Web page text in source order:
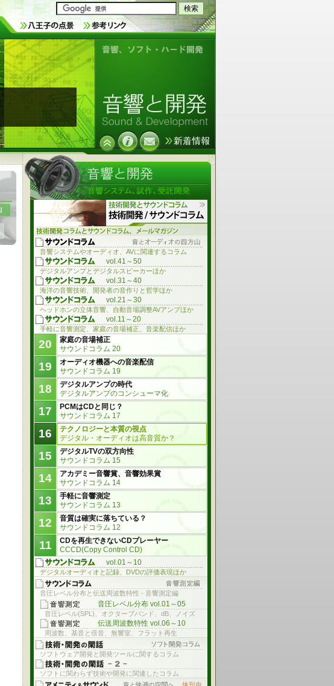
音響システムやオーディオ、AVに関連するコラム
vol.41～50
デジタルアンプとデジタルスピーカーほか
vol.31～40
海洋の音響技術、開発者の音作りと哲学ほか
vol.21～30
ヘッドホンの立体音響、自動音場調整AVアンプほか
vol.11～20
手軽に音響測定、家庭の音場補正、音楽配信ほか
20
家庭の音場補正
サウンドコラム 20
19
オーディオ機器への音楽配信
サウンドコラム 19
18
デジタルアンプの時代
デジタルアンプのコンシューマ化
17
PCMはCDと同じ？
サウンドコラム 17
16
テクノロジーと本質の視点
デジタル・オーディオは高音質か？
15
デジタルTVの双方向性
サウンドコラム 15
14
アカデミー音響賞、音響効果賞
サウンドコラム 14
13
手軽に音響測定
サウンドコラム 13
12
音質は確実に落ちている？
サウンドコラム 12
11
CDを再生できないCDプレーヤー
CCCD(Copy Control CD)
vol.01～10
デジタルオーディオと記録、DVDの評価表現ほか
音圧レベル分布と伝送周波数特性 - 音響測定編
音圧レベル分布 vol.01～05
音圧レベル(SPL)、オクターブバンド、dB、ノイズ
伝送周波数特性 vol.06～10
周波数、基音と倍音、無響室、フラット再生
ソフトウェア開発と開発ツールに関するコラム
ソフトに関わらず技術や開発に関連したコラム